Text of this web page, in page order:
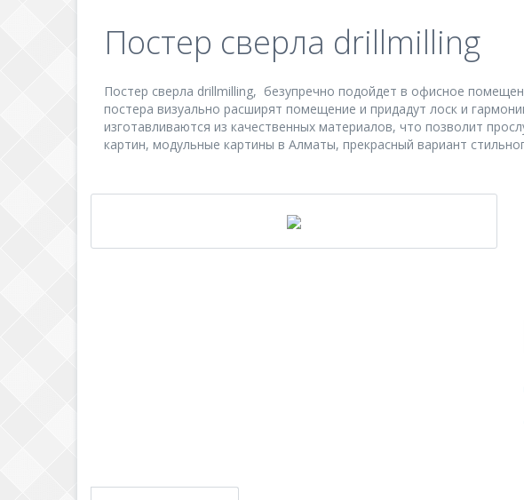
Постер сверла drillmilling
Постер сверла drillmilling, безупречно подойдет в офисное
постера визуально расширят помещение и придадут лоск и
изготавливаются из качественных материалов, что позволит
картин, модульные картины в Алматы, прекрасный вариант